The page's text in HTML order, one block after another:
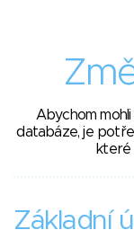
Abychom
databáze, je
které
Základní